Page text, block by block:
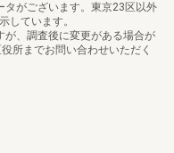
タがございます。東京23区以外
しています。
、調査後に変更がある場合が
所までお問い合わせいただく